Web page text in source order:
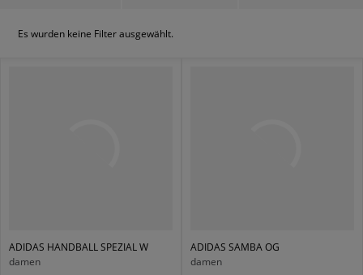
Es wurden keine Filter ausgewählt.
ADIDAS HANDBALL SPEZIAL W
damen
ADIDAS SAMBA OG
damen